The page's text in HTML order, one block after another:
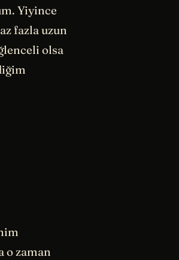
Yiyince
fazla uzun
olsa
o zaman